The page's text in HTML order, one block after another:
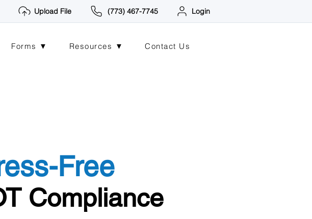
Upload File (773) 467-7745 Login
Forms ▼ Resources ▼ Contact Us
Free
Compliance